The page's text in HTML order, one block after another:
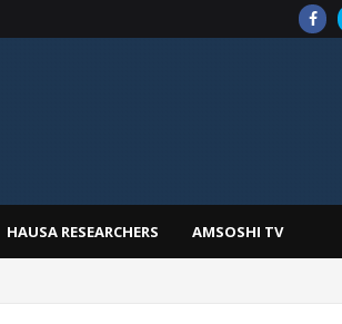
HAUSA RESEARCHERS AMSOSHI TV